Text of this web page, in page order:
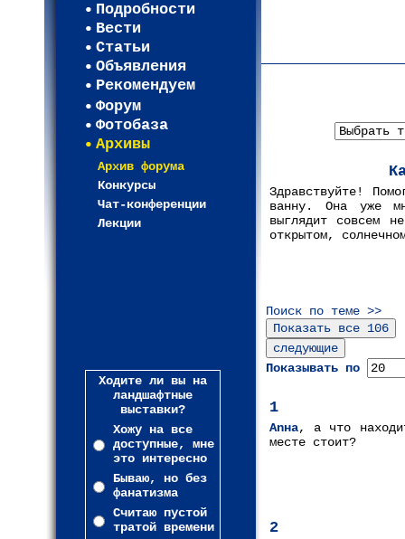
Подробности
Вести
Статьи
Объявления
Рекомендуем
Форум
Фотобаза
Архивы
Архив форума
Конкурсы
Чат-конференции
Лекции
Ходите ли вы на
ландшафтные
выставки?
Хожу на все
доступные, мне
это интересно
Бываю, но без
фанатизма
Считаю пустой
тратой времени
Здравствуйте!
ванну. Она уже
выглядит совсем
открытом,
Поиск по теме >>
Показывать по
1
Anнa, а что
месте стоит?
2